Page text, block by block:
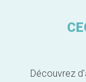
Découvrez